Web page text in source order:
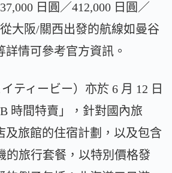
日圓／412,000 日圓／
大阪/關西出發的航線如曼谷
詳情可參考官方資訊。
ティービー）亦於 6 月 12 日
時間特賣」，針對國內旅
及旅館的住宿計劃，以及包含
的旅行套餐，以特別價格發